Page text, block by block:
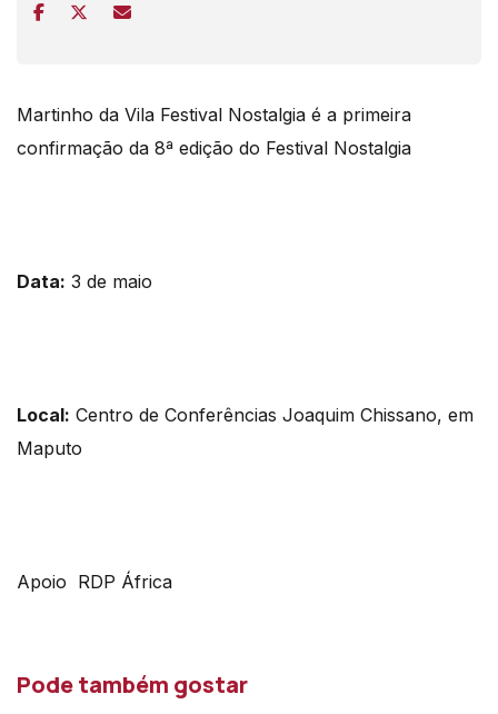
Martinho da Vila Festival Nostalgia é a primeira
confirmação da 8ª edição do Festival Nostalgia
Data: 3 de maio
Local: Centro de Conferências Joaquim Chissano, em
Maputo
Apoio RDP África
Pode também gostar